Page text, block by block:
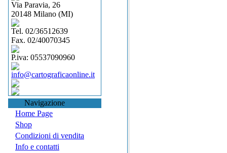
Via Paravia, 26
20148 Milano (MI)
Tel. 02/36512639
Fax. 02/40070345
P.iva: 05537090960
info@cartograficaonline.it
Navigazione
Home Page
Shop
Condizioni di vendita
Info e contatti